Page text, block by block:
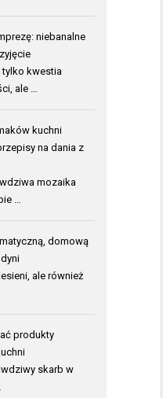
niebanalne
tylko kwestia
ale …
kuchni
na dania z
mozaika
…
domową
ale również
produkty
skarb w